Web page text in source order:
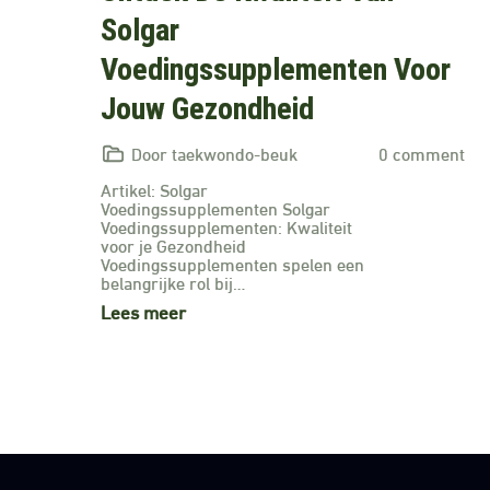
Solgar
Voedingssupplementen Voor
Jouw Gezondheid
Door taekwondo-beuk
0 comment
Artikel: Solgar
Voedingssupplementen Solgar
Voedingssupplementen: Kwaliteit
voor je Gezondheid
Voedingssupplementen spelen een
belangrijke rol bij…
Lees meer